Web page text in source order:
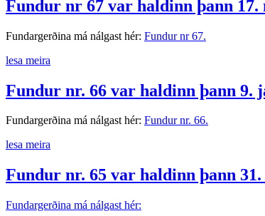
Fundur nr 67 var haldinn þann
Fundargerðina má nálgast hér: Fundur nr 67.
lesa meira
Fundur nr. 66 var haldinn þann 9.
Fundargerðina má nálgast hér: Fundur nr. 66.
lesa meira
Fundur nr. 65 var haldinn þann
Fundargerðina má nálgast hér: